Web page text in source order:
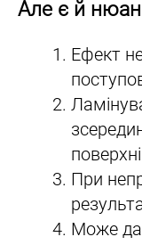
Але є й
Ефект
поверхні
При
Може